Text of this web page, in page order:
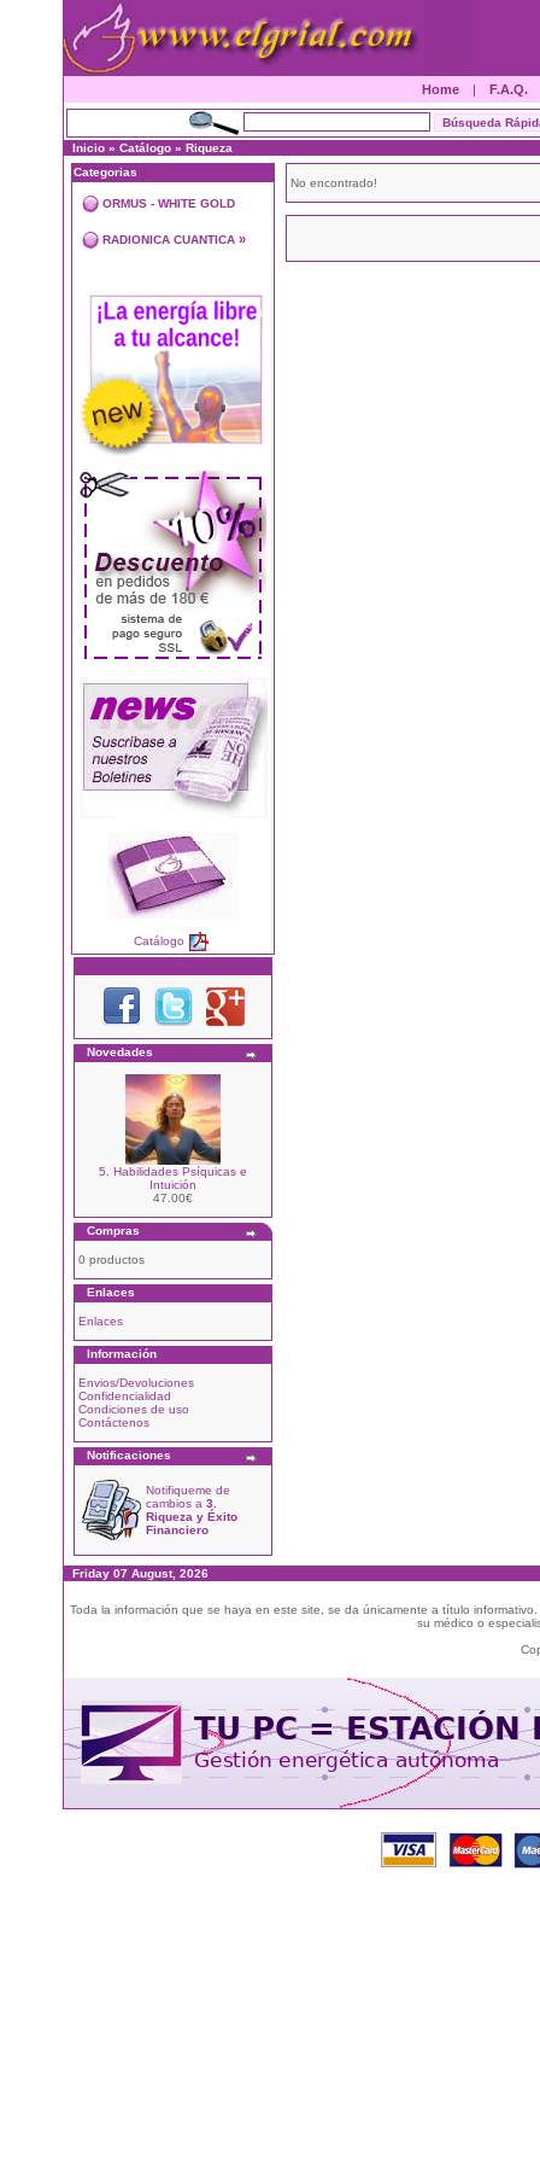
Home | F.A.Q.
Inicio » Catálogo » Riqueza
Categorias
ORMUS - WHITE GOLD
RADIONICA CUANTICA »
Catálogo
Novedades
5. Habilidades Psíquicas e
Intuición
47.00€
Compras
0 productos
Enlaces
Enlaces
Información
Envios/Devoluciones
Confidencialidad
Condiciones de uso
Contáctenos
Notificaciones
Notifiqueme de
cambios a 3.
Riqueza y Éxito
Financiero
No encontrado!
Friday 07 August, 2026
Toda la información que se haya en este site, se da únicamente a título
su médico o